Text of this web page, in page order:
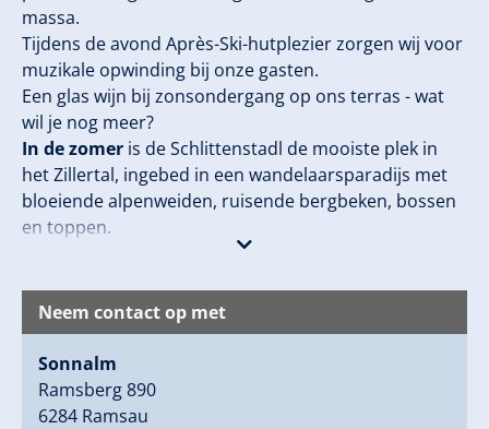
massa.
Tijdens de avond Après-Ski-hutplezier zorgen wij voor
muzikale opwinding bij onze gasten.
Een glas wijn bij zonsondergang op ons terras - wat
wil je nog meer?
In de zomer is de Schlittenstadl de mooiste plek in
het Zillertal, ingebed in een wandelaarsparadijs met
bloeiende alpenweiden, ruisende bergbeken, bossen
en toppen.
voor alle winterliefhebbers. In het ski- en
rodelparadijs Gerlosstein lokken gezinsvriendelijke
afdalingen, gecombineerd met een uniek
bergpanorama.
Neem contact op met
Sonnalm
Ramsberg 890
6284 Ramsau